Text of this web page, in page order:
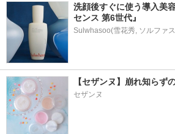
洗顔後すぐに使う導入美
センス 第6世代』
【セザンヌ】崩れ知らず
セザンヌ